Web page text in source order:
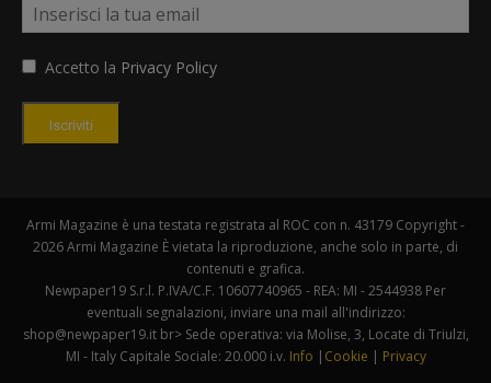
Accetto la Privacy Policy
Iscriviti
Armi Magazine è una testata registrata al ROC con n. 43179 Copyright -
2026 Armi Magazine È vietata la riproduzione, anche solo in parte, di
contenuti e grafica.
Newpaper19 S.r.l. P.IVA/C.F. 10607740965 - REA: MI - 2544938 Per
eventuali segnalazioni, inviare una mail all'indirizzo:
shop@newpaper19.it br> Sede operativa: via Molise, 3, Locate di Triulzi,
MI - Italy Capitale Sociale: 20.000 i.v. Info | Cookie | Privacy